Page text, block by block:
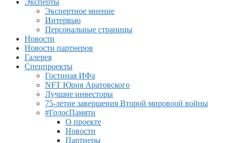
Эксперты
Экспертное мнение
Интервью
Персональные страницы
Новости
Новости партнеров
Галерея
Спецпроекты
Гостиная ИФа
NFT Юрия Аратовского
Лучшие инвесторы
75-летие завершения Второй мировоой войны
#ГолосПамяти
О проекте
Новости
Партнеры